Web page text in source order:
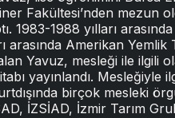
Fakültesi’nden mezun
1988 yılları
arasında Amerikan
Yavuz, mesleği ile ilgili
yayınlandı.
birçok mesleki
İZSİAD, İzmir Tarım